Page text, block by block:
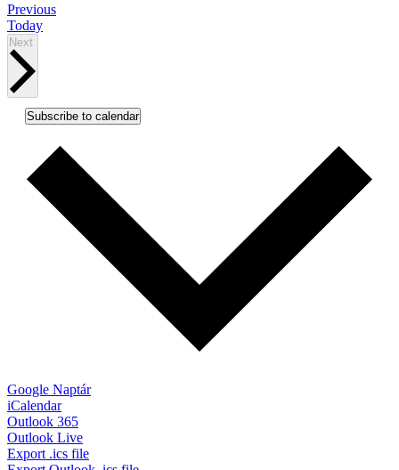
PreviousEsemények
Today
Next
Subscribe to calendar
Google Naptár
iCalendar
Outlook 365
Outlook Live
Export .ics file